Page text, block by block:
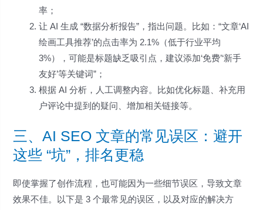
率；
让 AI 生成 “数据分析报告”，指出问题。比如：“文章‘AI
绘画工具推荐’的点击率为 2.1%（低于行业平均
3%），可能是标题缺乏吸引点，建议添加‘免费’‘新手
友好’等关键词”；
根据 AI 分析，人工调整内容。比如优化标题、补充用
户评论中提到的疑问、增加相关链接等。
三、AI SEO 文章的常见误区：避开
这些 “坑”，排名更稳
即使掌握了创作流程，也可能因为一些细节误区，导致文章
效果不佳。以下是 3 个最常见的误区，以及对应的解决方